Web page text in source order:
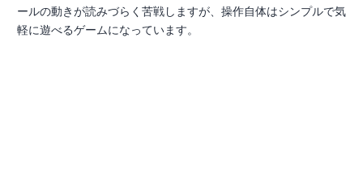
ールの動きが読みづらく苦戦しますが、操作自体はシンプルで気
軽に遊べるゲームになっています。